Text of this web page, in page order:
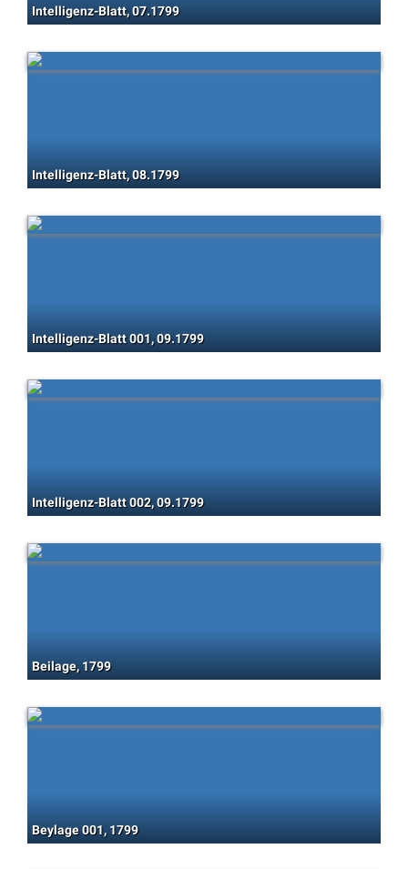
Intelligenz-Blatt, 07.1799
Intelligenz-Blatt, 08.1799
Intelligenz-Blatt 001, 09.1799
Intelligenz-Blatt 002, 09.1799
Beilage, 1799
Beylage 001, 1799